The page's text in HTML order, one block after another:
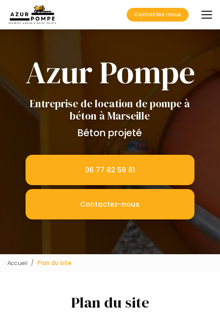
contenu
principal
Contactez-nous
Entreprise de location de pompe à
béton à Marseille
Béton projeté
06 77 82 59 81
Contactez-nous
Accueil Plan du site
Plan du site